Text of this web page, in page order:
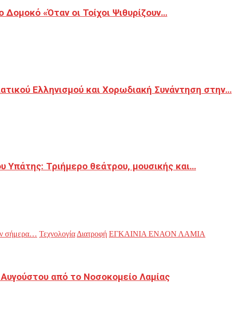
«Όταν οι Τοίχοι Ψιθυρίζουν…
Ελληνισμού και Χορωδιακή Συνάντηση στην…
Υπάτης: Τριήμερο θεάτρου, μουσικής και…
σήμερα… Τεχνολογία Διατροφή ΕΓΚΑΙΝΙΑ ΕΝΑΟΝ ΛΑΜΙΑ
από το Νοσοκομείο Λαμίας